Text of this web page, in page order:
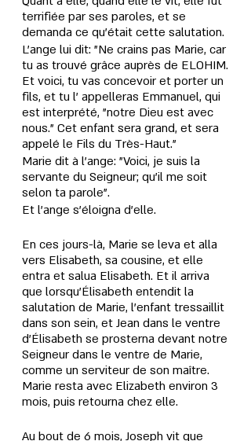
terrifiée par ses paroles, et se
demanda ce qu’était cette salutation.
L’ange lui dit: "Ne crains pas Marie, car
tu as trouvé grâce auprès de ELOHIM.
Et voici, tu vas concevoir et porter un
fils, et tu l' appelleras Emmanuel, qui
est interprété, "notre Dieu est avec
nous." Cet enfant sera grand, et sera
appelé le Fils du Très-Haut."
Marie dit à l’ange: "Voici, je suis la
servante du Seigneur; qu’il me soit
selon ta parole".
Et l’ange s’éloigna d’elle.
En ces jours-là, Marie se leva et alla
vers Elisabeth, sa cousine, et elle
entra et salua Elisabeth. Et il arriva
que lorsqu’Élisabeth entendit la
salutation de Marie, l’enfant tressaillit
dans son sein, et Jean dans le ventre
d’Élisabeth se prosterna devant notre
Seigneur dans le ventre de Marie,
comme un serviteur de son maître.
Marie resta avec Elizabeth environ 3
mois, puis retourna chez elle.
Au bout de 6 mois, Joseph vit que